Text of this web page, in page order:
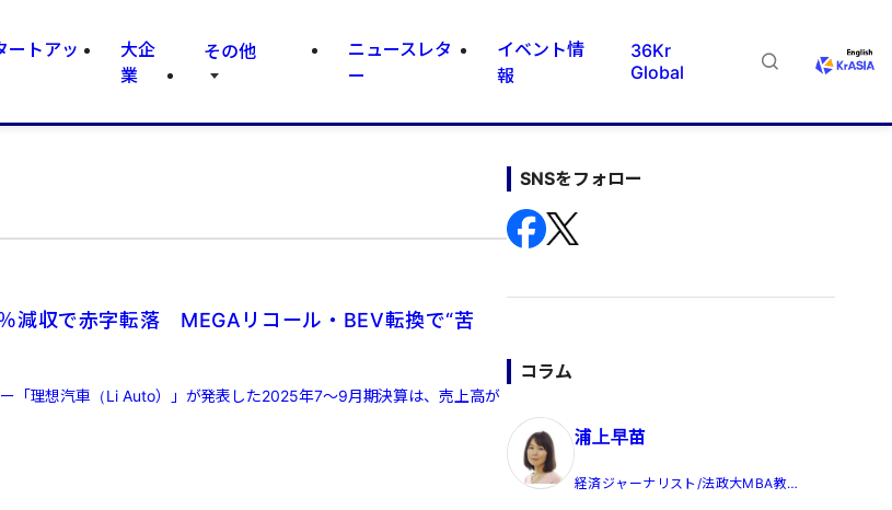
ートアッ
大企
業
その他
ニュースレタ
ー
イベント情
報
36Kr
Global
減収で赤字転落 MEGAリコール・BEV転換で“苦
「理想汽車（Li Auto）」が発表した2025年7～9月期決算は、売上高が
SNSをフォロー
コラム
浦上早苗
経済ジャーナリスト/法政大MBA教